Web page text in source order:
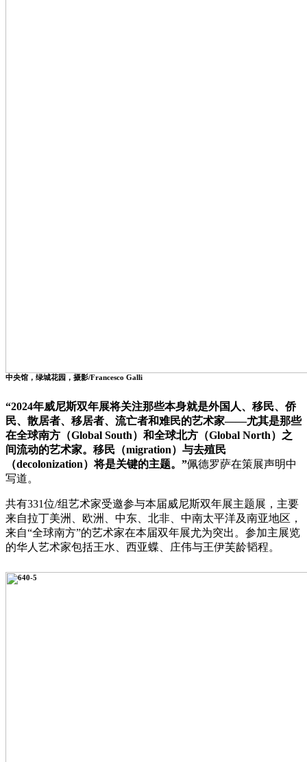
中央馆，绿城花园，摄影/Francesco Galli
“2024年威尼斯双年展将关注那些本身就是外国人、移民、侨
民、散居者、移居者、流亡者和难民的艺术家——尤其是那些
在全球南方（Global South）和全球北方（Global North）之
间流动的艺术家。移民（migration）与去殖民
（decolonization）将是关键的主题。”佩德罗萨在策展声明中
写道。
共有331位/组艺术家受邀参与本届威尼斯双年展主题展，主要
来自拉丁美洲、欧洲、中东、北非、中南太平洋及南亚地区，
来自“全球南方”的艺术家在本届双年展尤为突出。参加主展览
的华人艺术家包括王水、西亚蝶、庄伟与王伊芙龄韬程。